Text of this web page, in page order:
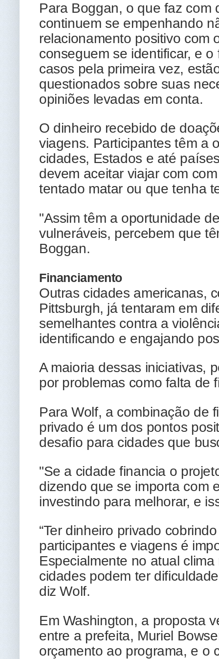
Para Boggan, o que faz com
continuem se empenhando
relacionamento positivo com
conseguem se identificar, e
casos pela primeira vez,
questionados sobre suas
opiniões levadas em conta.
O dinheiro recebido de
viagens. Participantes têm a
cidades, Estados e até
devem aceitar viajar com
tentado matar ou que tenha
"Assim têm a oportunidade
vulneráveis, percebem que
Boggan.
Financiamento
Outras cidades americanas,
Pittsburgh, já tentaram em
semelhantes contra a
identificando e engajando
A maioria dessas iniciativas,
por problemas como falta de
Para Wolf, a combinação de
privado é um dos pontos
desafio para cidades que
"Se a cidade financia o
dizendo que se importa com
investindo para melhorar, e
“Ter dinheiro privado
participantes e viagens é
Especialmente no atual
cidades podem ter
diz Wolf.
Em Washington, a proposta
entre a prefeita, Muriel
orçamento ao programa, e o